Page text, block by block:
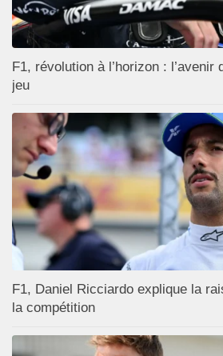
F1, révolution à l’horizon : l’avenir
jeu
F1, Daniel Ricciardo explique la
la compétition